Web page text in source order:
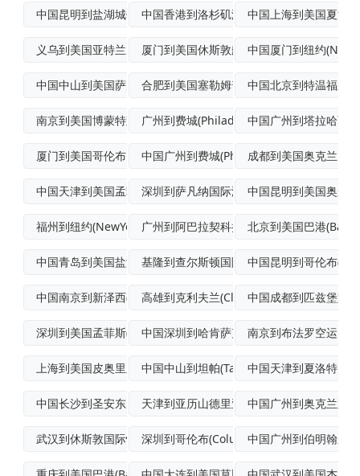
中国昆明到盐湖城优先空运中国香港到洛杉矶港到港海运中国上海到美国夏洛
义乌到美国亚特兰大(Atlanta)航空
厦门到美国休斯敦船运中国厦门到纽约
中国中山到美国萨凡纳(Savannah)合肥到美国塞勒姆普货空运中国北京到特温福尔
南京到美国博蒙特跨境海空联运广州到费城(Philadelphia)空中国广州到塔拉哈西
厦门到美国哥伦布门到门空运中国广州到费城(Philadelphia成都到美国奥克兰空
中国天津到美国孟菲斯普货空运深圳到萨凡纳国际海运中国昆明到美国奥尔
福州到纽约(NewYork)加急空运广州到阿巴拉契科拉FCL海运北京到美国巴港
中国青岛到美国盐湖城标准空运基隆到查尔斯顿国际海运中国昆明到哥伦布
中国南京到新泽西(NewJersey)航高雄到克利夫兰(Cleveland)整箱
中国成都到匹兹堡跨
深圳到美国孟菲斯(Memphis)国际航
中国深圳到哈肯萨克国际海运南京到布法罗空运
上海到美国皮奥里亚(Peoria)普货空中国中山到坦帕(Tampa)国际海空联运
中国天津到夏洛特空运
中国长沙到圣安东尼奥国际空运专线天津到亚历山德里亚(Alexandria
中国广州到奥克兰跨
武汉到休斯敦国际快递深圳到哥伦布(Columbus)船运中国广州到伯明翰航